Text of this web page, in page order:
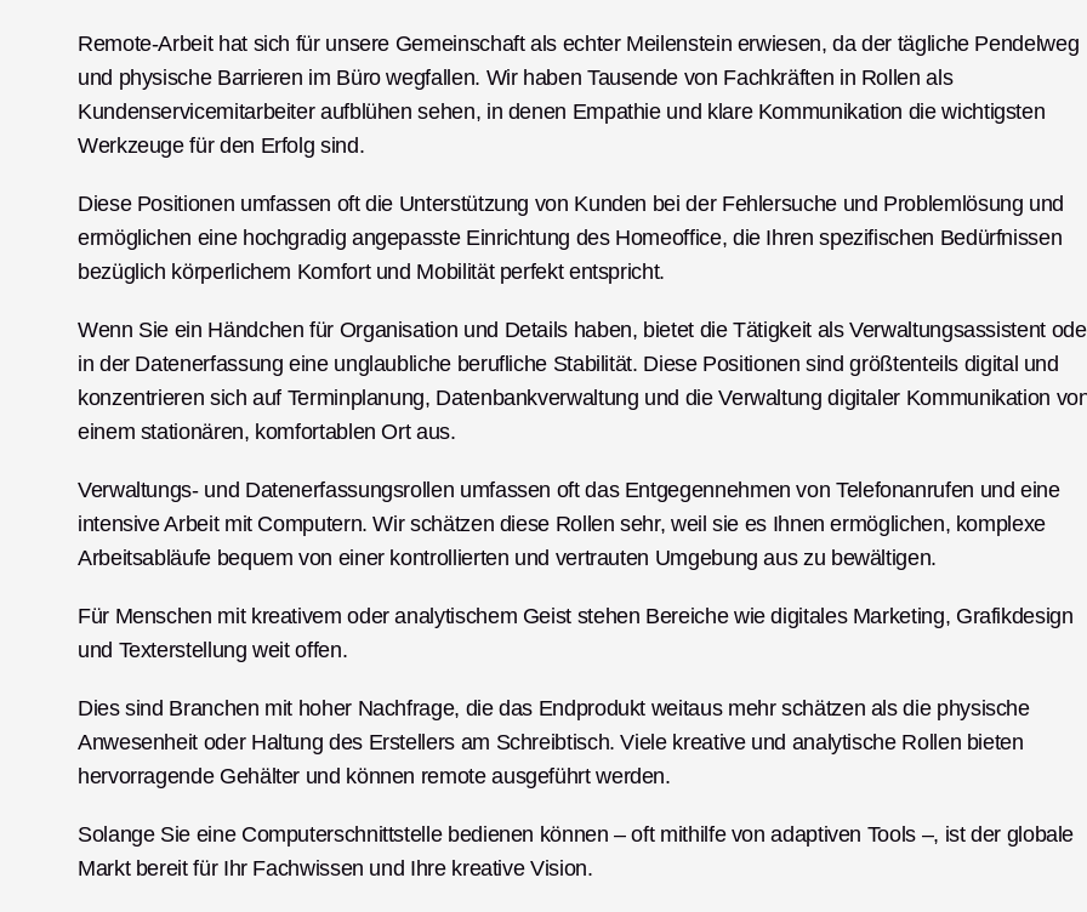
Remote-Arbeit hat sich für unsere Gemeinschaft als echter Meilenstein erwiesen, da der tägliche Pendelweg
und physische Barrieren im Büro wegfallen. Wir haben Tausende von Fachkräften in Rollen als
Kundenservicemitarbeiter aufblühen sehen, in denen Empathie und klare Kommunikation die wichtigsten
Werkzeuge für den Erfolg sind.
Diese Positionen umfassen oft die Unterstützung von Kunden bei der Fehlersuche und Problemlösung und
ermöglichen eine hochgradig angepasste Einrichtung des Homeoffice, die Ihren spezifischen Bedürfnissen
bezüglich körperlichem Komfort und Mobilität perfekt entspricht.
Wenn Sie ein Händchen für Organisation und Details haben, bietet die Tätigkeit als Verwaltungsassistent
in der Datenerfassung eine unglaubliche berufliche Stabilität. Diese Positionen sind größtenteils digital und
konzentrieren sich auf Terminplanung, Datenbankverwaltung und die Verwaltung digitaler Kommunikation
einem stationären, komfortablen Ort aus.
Verwaltungs- und Datenerfassungsrollen umfassen oft das Entgegennehmen von Telefonanrufen und eine
intensive Arbeit mit Computern. Wir schätzen diese Rollen sehr, weil sie es Ihnen ermöglichen, komplexe
Arbeitsabläufe bequem von einer kontrollierten und vertrauten Umgebung aus zu bewältigen.
Für Menschen mit kreativem oder analytischem Geist stehen Bereiche wie digitales Marketing, Grafikdesign
und Texterstellung weit offen.
Dies sind Branchen mit hoher Nachfrage, die das Endprodukt weitaus mehr schätzen als die physische
Anwesenheit oder Haltung des Erstellers am Schreibtisch. Viele kreative und analytische Rollen bieten
hervorragende Gehälter und können remote ausgeführt werden.
Solange Sie eine Computerschnittstelle bedienen können – oft mithilfe von adaptiven Tools –, ist der globale
Markt bereit für Ihr Fachwissen und Ihre kreative Vision.